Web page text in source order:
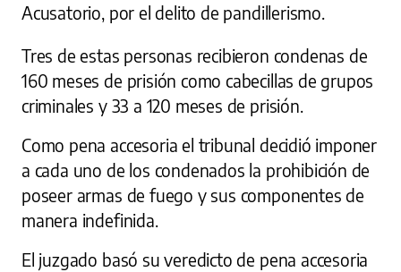
Acusatorio, por el delito de pandillerismo.
Tres de estas personas recibieron condenas de
160 meses de prisión como cabecillas de grupos
criminales y 33 a 120 meses de prisión.
Como pena accesoria el tribunal decidió imponer
a cada uno de los condenados la prohibición de
poseer armas de fuego y sus componentes de
manera indefinida.
El juzgado basó su veredicto de pena accesoria